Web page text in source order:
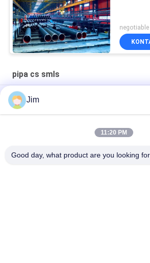
pipa cs smls
Stasiun pembangkit listrik tenaga air
ujung berujung datar
Jim
11:20 PM
Good day, what product are you looking